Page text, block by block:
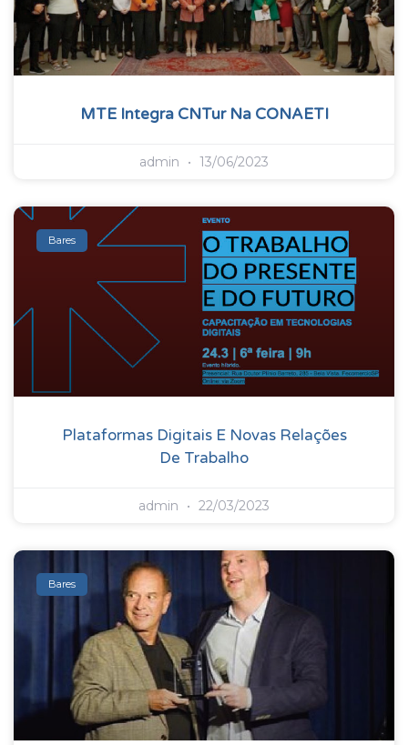
MTE Integra CNTur Na CONAETI
admin 13/06/2023
Bares
Plataformas Digitais E Novas Relações
De Trabalho
admin 22/03/2023
Bares